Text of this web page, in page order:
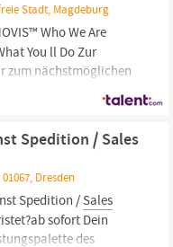
Stadt, Magdeburg
Who We Are
You ll Do Zur
zum nächstmöglichen
Brandenburg,
Spedition / Sales
Dresden
Spedition / Sales
sofort Dein
des